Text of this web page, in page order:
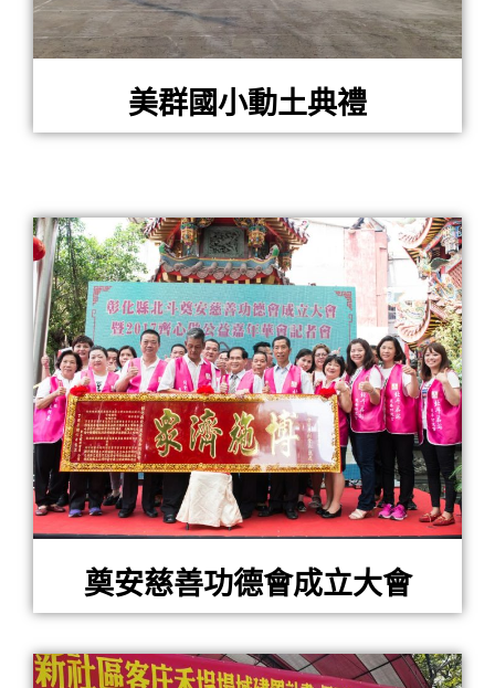
美群國小動土典禮
奠安慈善功德會成立大會